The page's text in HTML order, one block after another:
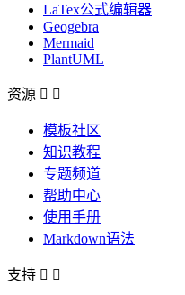
LaTex公式编辑器
Geogebra
Mermaid
PlantUML
资源  
模板社区
知识教程
专题频道
帮助中心
使用手册
Markdown语法
支持  